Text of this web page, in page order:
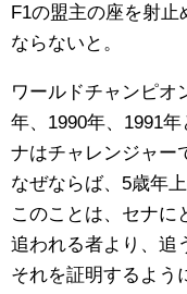
F1の盟主の座を射
ならないと。
ワールドチャンピオ
年、1990年、1991
ナはチャレンジャー
なぜならば、5歳年
このことは、セナに
追われる者より、追
それを証明するよう